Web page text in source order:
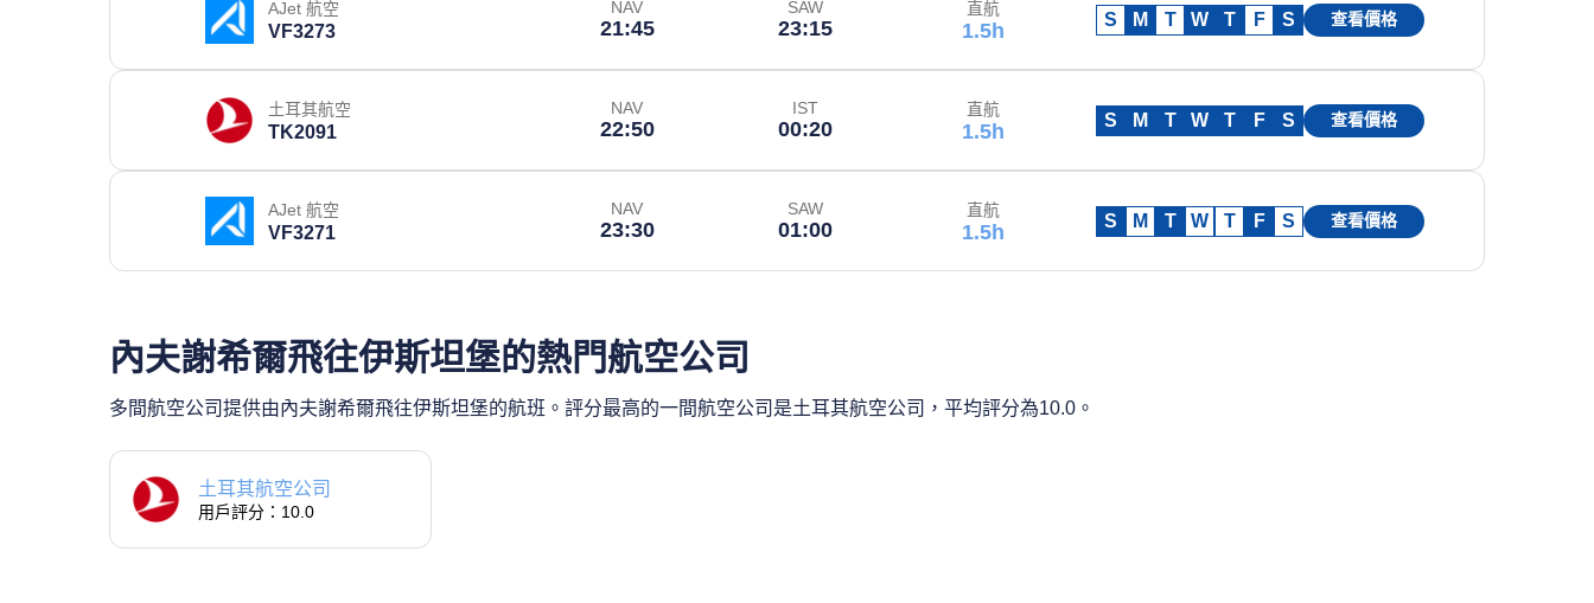
AJet 航空
VF3273
NAV
21:45
SAW
23:15
直航
1.5h S M T W T F S 查看價格
土耳其航空
TK2091
NAV
22:50
IST
00:20
直航
1.5h S M T W T F S 查看價格
AJet 航空
VF3271
NAV
23:30
SAW
01:00
直航
1.5h S M T W T F S 查看價格
內夫謝希爾飛往伊斯坦堡的熱門航空公司
多間航空公司提供由內夫謝希爾飛往伊斯坦堡的航班。評分最高的一間航空公司是土耳其航空公司，平均評分為10.0。
土耳其航空公司
用戶評分：10.0